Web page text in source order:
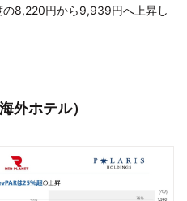
の8,220円から9,939円へ上昇し
外ホテル）